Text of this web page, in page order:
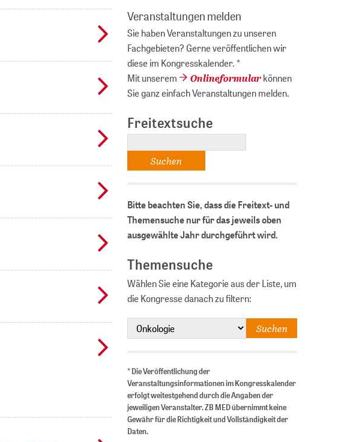
Veranstaltungen melden
Sie haben Veranstaltungen zu unseren
Fachgebieten? Gerne veröffentlichen wir
diese im Kongresskalender. *
Mit unserem
Onlineformularkönnen
Sie ganz einfach Veranstaltungen melden.
Freitextsuche
Bitte beachten Sie, dass die Freitext- und
Themensuche nur für das jeweils oben
ausgewählte Jahr durchgeführt wird.
Themensuche
Wählen Sie eine Kategorie aus der Liste, um
die Kongresse danach zu filtern:
* Die Veröffentlichung der
Veranstaltungsinformationen im Kongresskalender
erfolgt weitestgehend durch die Angaben der
jeweiligen Veranstalter. ZB MED übernimmt keine
Gewähr für die Richtigkeit und Vollständigkeit der
Daten.